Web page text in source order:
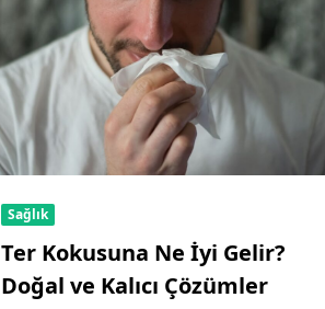
Sağlık
Ter Kokusuna Ne İyi Gelir?
Doğal ve Kalıcı Çözümler